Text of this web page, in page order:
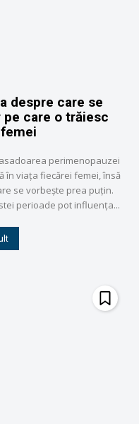
despre care se
care o trăiesc
perimenopauzei
în viața fiecărei femei, însă
se vorbește prea puțin.
perioade pot influența...